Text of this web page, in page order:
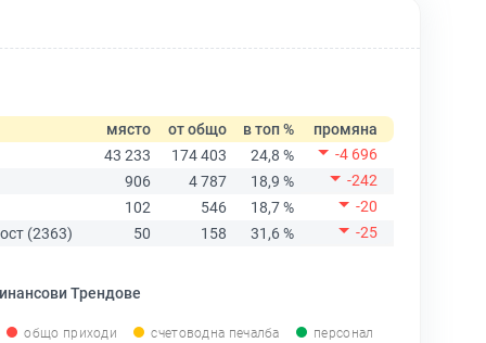
място от общо в топ %
промяна
43 233
174 403 24,8 %
-4 696
906
4 787 18,9 %
-242
102
546 18,7 %
-20
(2363)
50 158 31,6 % -25
Трендове
общо приходи счетоводна печалба персонал